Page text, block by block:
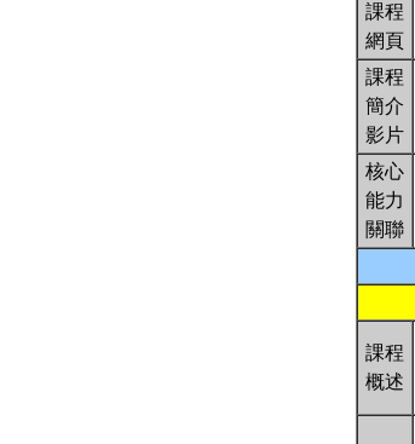
課程
網頁
課程
簡介
影片
核心
能力
關聯
課程
概述